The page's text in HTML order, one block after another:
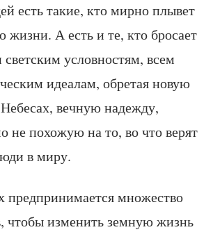
есть такие, кто мирно плывет
жизни. А есть и те, кто бросает
светским условностям, всем
идеалам, обретая новую
вечную надежду,
не похожую на то, во что верят
в миру.
предпринимается множество
чтобы изменить земную жизнь